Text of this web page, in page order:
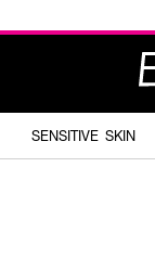
SENSITIVE SKIN